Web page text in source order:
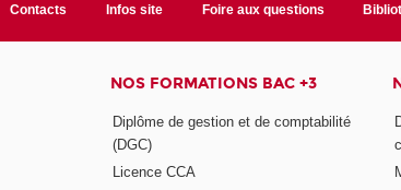
Contacts Infos site Foire aux questions
NOS FORMATIONS BAC +3
Diplôme de gestion et de comptabilité
(DGC)
Licence CCA